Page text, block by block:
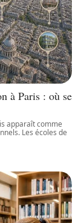
à Paris : où se
apparaît comme
Les écoles de